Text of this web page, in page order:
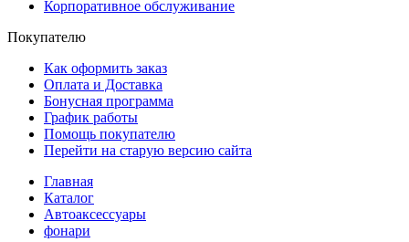
Корпоративное обслуживание
Покупателю
Как оформить заказ
Оплата и Доставка
Бонусная программа
График работы
Помощь покупателю
Перейти на старую версию сайта
Главная
Каталог
Автоаксессуары
фонари